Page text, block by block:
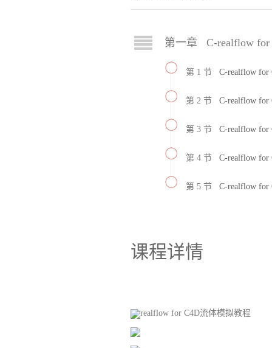
第一章 C-realflow for
第 1 节 C-realflow for
第 2 节 C-realflow for
第 3 节 C-realflow for
第 4 节 C-realflow for
第 5 节 C-realflow for
课程详情
realflow for C4D流体模拟教程